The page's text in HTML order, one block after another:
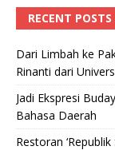
RECENT POSTS
Dari Limbah ke
Rinanti dari
Jadi Ekspresi
Bahasa Daerah
Restoran